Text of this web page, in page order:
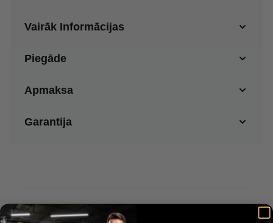
Vairāk Informācijas
Piegāde
Apmaksa
Garantija